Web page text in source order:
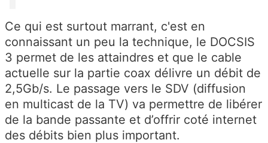
Ce qui est surtout marrant, c'est en
connaissant un peu la technique, le DOCSIS
3 permet de les attaindres et que le cable
actuelle sur la partie coax délivre un débit de
2,5Gb/s. Le passage vers le SDV (diffusion
en multicast de la TV) va permettre de libérer
de la bande passante et d’offrir coté internet
des débits bien plus important.